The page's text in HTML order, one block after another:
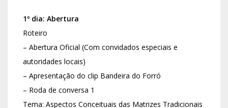
1º dia: Abertura
Roteiro
– Abertura Oficial (Com convidados especiais e
autoridades locais)
– Apresentação do clip Bandeira do Forró
– Roda de conversa 1
Tema: Aspectos Conceituais das Matrizes Tradicionais